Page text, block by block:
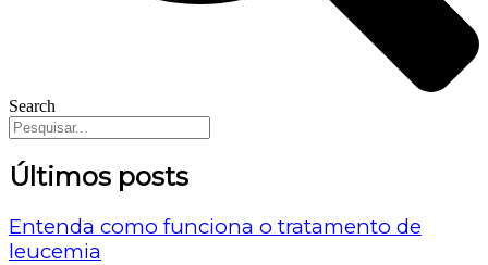
Search
Últimos posts
Entenda como funciona o tratamento de
leucemia